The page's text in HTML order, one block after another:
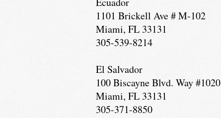
1101 Brickell Ave # M-102
Miami, FL 33131
305-539-8214
El Salvador
100 Biscayne Blvd. Way #1020
Miami, FL 33131
305-371-8850